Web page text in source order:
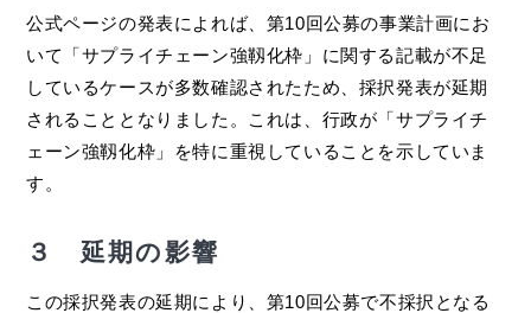
公式ページの発表によれば、第10回公募の事業計画にお
いて「サプライチェーン強靱化枠」に関する記載が不足
しているケースが多数確認されたため、採択発表が延期
されることとなりました。これは、行政が「サプライチ
ェーン強靱化枠」を特に重視していることを示していま
す。
３ 延期の影響
この採択発表の延期により、第10回公募で不採択となる